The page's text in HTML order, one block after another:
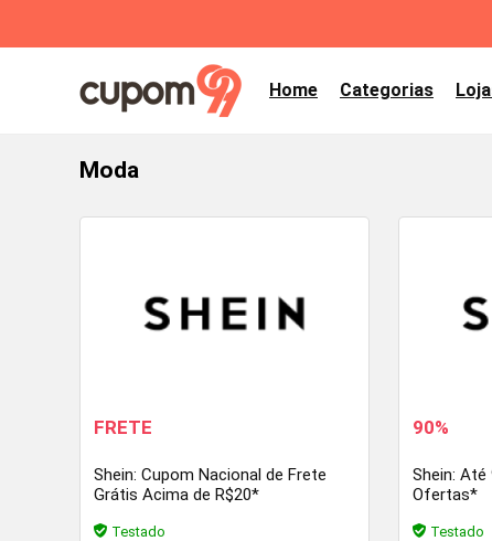
Home Categorias
Moda
FRETE
Shein: Cupom Nacional de Frete
Grátis Acima de R$20*
Testado
90%
Shein: Até
Ofertas*
Testado